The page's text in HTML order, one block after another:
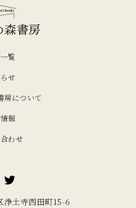
覧
せ
房について
報
わせ
浄土寺西田町15-6